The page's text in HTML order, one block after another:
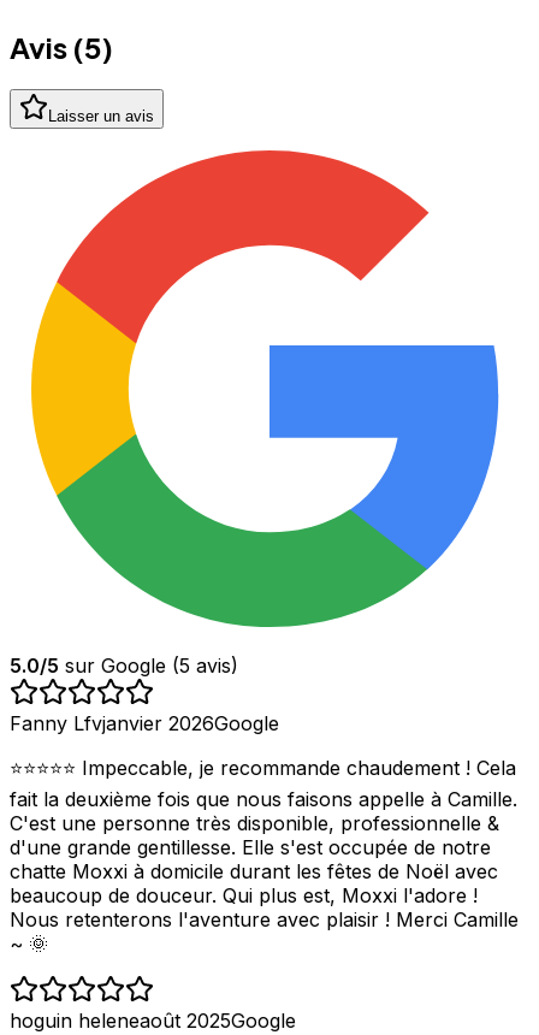
Avis (5)
Laisser un avis
5.0/5 sur Google (5 avis)
Fanny Lfvjanvier 2026Google
⭐️⭐️⭐️⭐️⭐️ Impeccable, je recommande chaudement ! Cela
fait la deuxième fois que nous faisons appelle à Camille.
C'est une personne très disponible, professionnelle &
d'une grande gentillesse. Elle s'est occupée de notre
chatte Moxxi à domicile durant les fêtes de Noël avec
beaucoup de douceur. Qui plus est, Moxxi l'adore !
Nous retenterons l'aventure avec plaisir ! Merci Camille
~ 🌞
hoguin heleneaoût 2025Google